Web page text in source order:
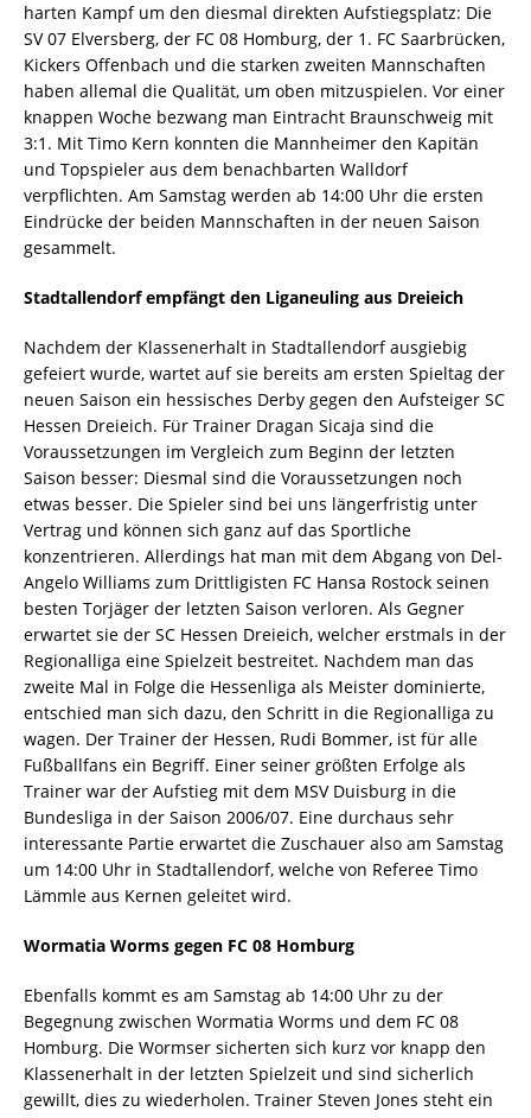
harten Kampf um den diesmal direkten Aufstiegsplatz: Die
SV 07 Elversberg, der FC 08 Homburg, der 1. FC Saarbrücken,
Kickers Offenbach und die starken zweiten Mannschaften
haben allemal die Qualität, um oben mitzuspielen. Vor einer
knappen Woche bezwang man Eintracht Braunschweig mit
3:1. Mit Timo Kern konnten die Mannheimer den Kapitän
und Topspieler aus dem benachbarten Walldorf
verpflichten. Am Samstag werden ab 14:00 Uhr die ersten
Eindrücke der beiden Mannschaften in der neuen Saison
gesammelt.
Stadtallendorf empfängt den Liganeuling aus Dreieich
Nachdem der Klassenerhalt in Stadtallendorf ausgiebig
gefeiert wurde, wartet auf sie bereits am ersten Spieltag der
neuen Saison ein hessisches Derby gegen den Aufsteiger SC
Hessen Dreieich. Für Trainer Dragan Sicaja sind die
Voraussetzungen im Vergleich zum Beginn der letzten
Saison besser: Diesmal sind die Voraussetzungen noch
etwas besser. Die Spieler sind bei uns längerfristig unter
Vertrag und können sich ganz auf das Sportliche
konzentrieren. Allerdings hat man mit dem Abgang von Del-
Angelo Williams zum Drittligisten FC Hansa Rostock seinen
besten Torjäger der letzten Saison verloren. Als Gegner
erwartet sie der SC Hessen Dreieich, welcher erstmals in der
Regionalliga eine Spielzeit bestreitet. Nachdem man das
zweite Mal in Folge die Hessenliga als Meister dominierte,
entschied man sich dazu, den Schritt in die Regionalliga zu
wagen. Der Trainer der Hessen, Rudi Bommer, ist für alle
Fußballfans ein Begriff. Einer seiner größten Erfolge als
Trainer war der Aufstieg mit dem MSV Duisburg in die
Bundesliga in der Saison 2006/07. Eine durchaus sehr
interessante Partie erwartet die Zuschauer also am Samstag
um 14:00 Uhr in Stadtallendorf, welche von Referee Timo
Lämmle aus Kernen geleitet wird.
Wormatia Worms gegen FC 08 Homburg
Ebenfalls kommt es am Samstag ab 14:00 Uhr zu der
Begegnung zwischen Wormatia Worms und dem FC 08
Homburg. Die Wormser sicherten sich kurz vor knapp den
Klassenerhalt in der letzten Spielzeit und sind sicherlich
gewillt, dies zu wiederholen. Trainer Steven Jones steht ein